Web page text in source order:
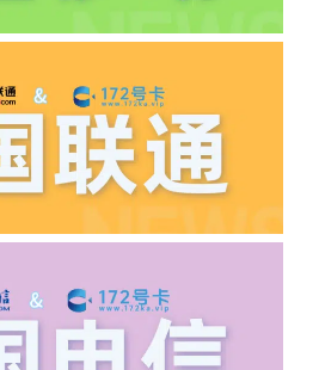
次是否状态是否一直保持
联系平台客服单独查询。
址怎么写容易通过审核?
字。详细地址不要写带有
33号，这样的地址就会
因为在系统审核看来你在
个北京，不知道你在哪